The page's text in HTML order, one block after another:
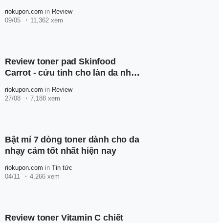
riokupon.com in Review
09/05
11,362 xem
Review toner pad Skinfood
Carrot - cứu tinh cho làn da nhạy
riokupon.com in Review
27/08
7,188 xem
Bật mí 7 dòng toner dành cho da
nhạy cảm tốt nhất hiện nay
riokupon.com in Tin tức
04/11
4,266 xem
Review toner Vitamin C chiết